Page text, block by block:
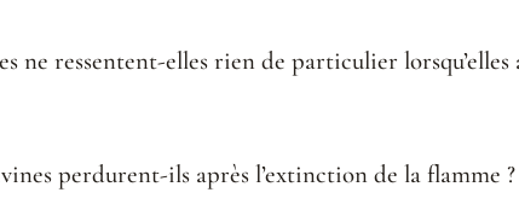
ne ressentent-elles rien de particulier
perdurent-ils après l’extinction de la flamme ?